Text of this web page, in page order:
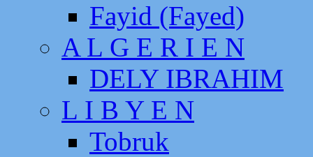
Fayid (Fayed)
A L G E R I E N
DELY IBRAHIM
L I B Y E N
Tobruk